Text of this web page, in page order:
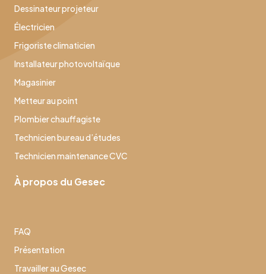
Dessinateur projeteur
Électricien
Frigoriste climaticien
Installateur photovoltaïque
Magasinier
Metteur au point
Plombier chauffagiste
Technicien bureau d’études
Technicien maintenance CVC
À propos du Gesec
FAQ
Présentation
Travailler au Gesec